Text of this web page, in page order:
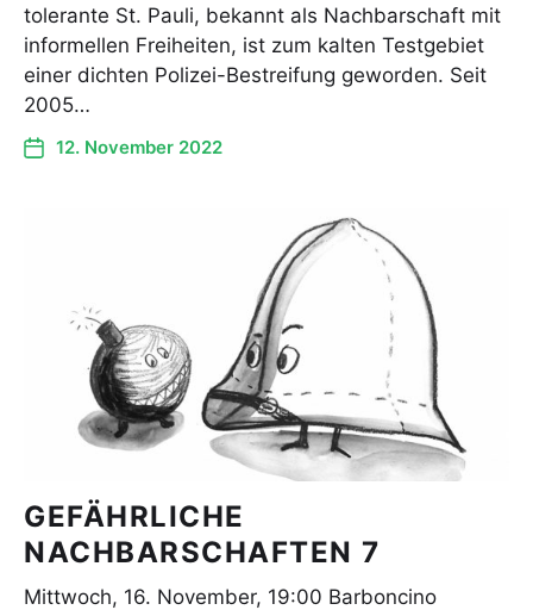
tolerante St. Pauli, bekannt als Nachbarschaft mit
informellen Freiheiten, ist zum kalten Testgebiet
einer dichten Polizei-Bestreifung geworden. Seit
2005…
12. November 2022
GEFÄHRLICHE
NACHBARSCHAFTEN 7
Mittwoch, 16. November, 19:00 Barboncino